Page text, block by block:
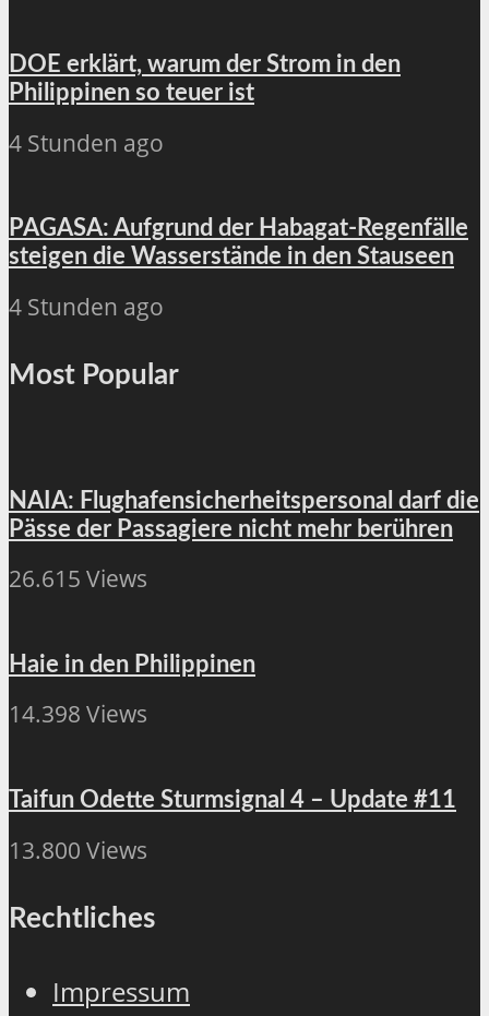
DOE erklärt, warum der Strom in den
Philippinen so teuer ist
4 Stunden ago
PAGASA: Aufgrund der Habagat-Regenfälle
steigen die Wasserstände in den Stauseen
4 Stunden ago
Most Popular
NAIA: Flughafensicherheitspersonal darf die
Pässe der Passagiere nicht mehr berühren
26.615 Views
Haie in den Philippinen
14.398 Views
Taifun Odette Sturmsignal 4 – Update #11
13.800 Views
Rechtliches
Impressum